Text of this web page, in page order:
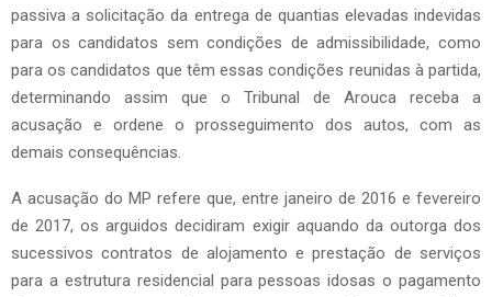
passiva a solicitação da entrega de quantias elevadas indevidas
para os candidatos sem condições de admissibilidade, como
para os candidatos que têm essas condições reunidas à partida,
determinando assim que o Tribunal de Arouca receba a
acusação e ordene o prosseguimento dos autos, com as
demais consequências.
A acusação do MP refere que, entre janeiro de 2016 e fevereiro
de 2017, os arguidos decidiram exigir aquando da outorga dos
sucessivos contratos de alojamento e prestação de serviços
para a estrutura residencial para pessoas idosas o pagamento